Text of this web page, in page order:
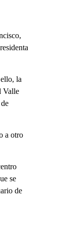
la
Valle
a otro
se
de